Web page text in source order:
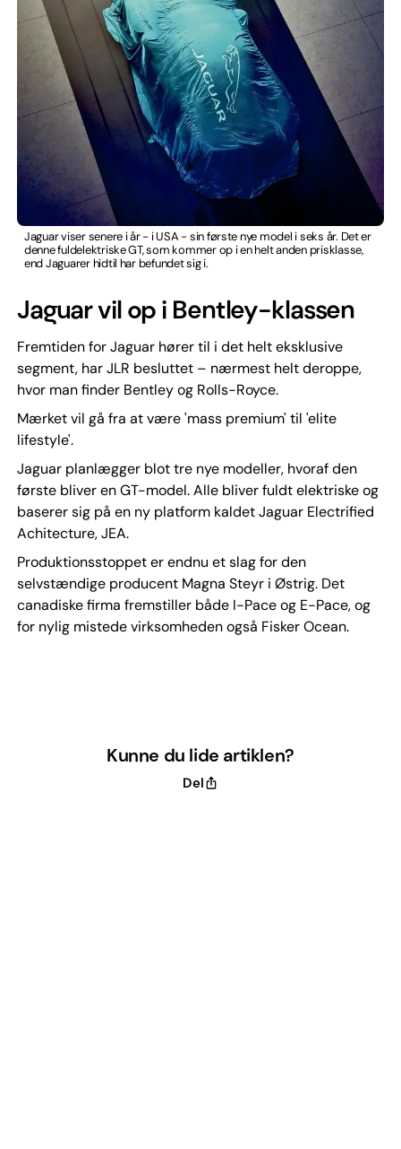
Jaguar viser senere i år - i USA - sin første nye model i seks år. Det er
denne fuldelektriske GT, som kommer op i en helt anden prisklasse,
end Jaguarer hidtil har befundet sig i.
Jaguar vil op i Bentley-klassen
Fremtiden for Jaguar hører til i det helt eksklusive
segment, har JLR besluttet – nærmest helt deroppe,
hvor man finder Bentley og Rolls-Royce.
Mærket vil gå fra at være 'mass premium' til 'elite
lifestyle'.
Jaguar planlægger blot tre nye modeller, hvoraf den
første bliver en GT-model. Alle bliver fuldt elektriske og
baserer sig på en ny platform kaldet Jaguar Electrified
Achitecture, JEA.
Produktionsstoppet er endnu et slag for den
selvstændige producent Magna Steyr i Østrig. Det
canadiske firma fremstiller både I-Pace og E-Pace, og
for nylig mistede virksomheden også Fisker Ocean.
Kunne du lide artiklen?
Del